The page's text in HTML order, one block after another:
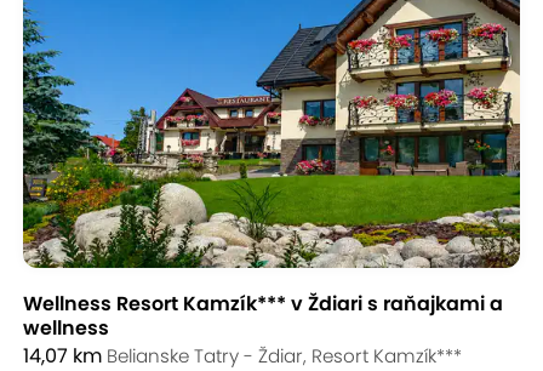
Wellness Resort Kamzík*** v Ždiari s raňajkami a
wellness
14,07 km Belianske Tatry - Ždiar, Resort Kamzík***